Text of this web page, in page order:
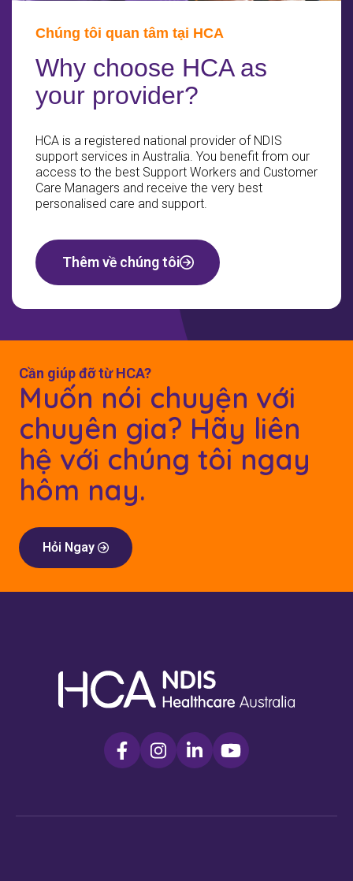
Chúng tôi quan tâm tại HCA
Why choose HCA as
your provider?
HCA is a registered national provider of NDIS
support services in Australia. You benefit from our
access to the best Support Workers and Customer
Care Managers and receive the very best
personalised care and support.
Thêm về chúng tôi
Cần giúp đỡ từ HCA?
Muốn nói chuyện với
chuyên gia? Hãy liên
hệ với chúng tôi ngay
hôm nay.
Hỏi Ngay